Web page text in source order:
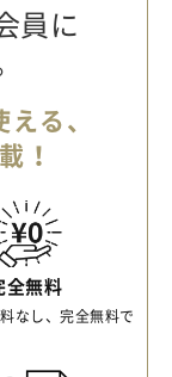
員に
る、
！
全無料
なし、完全無料で